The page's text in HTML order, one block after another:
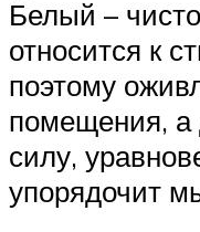
Белый –
относится к
поэтому
помещения, а
силу,
упорядочит